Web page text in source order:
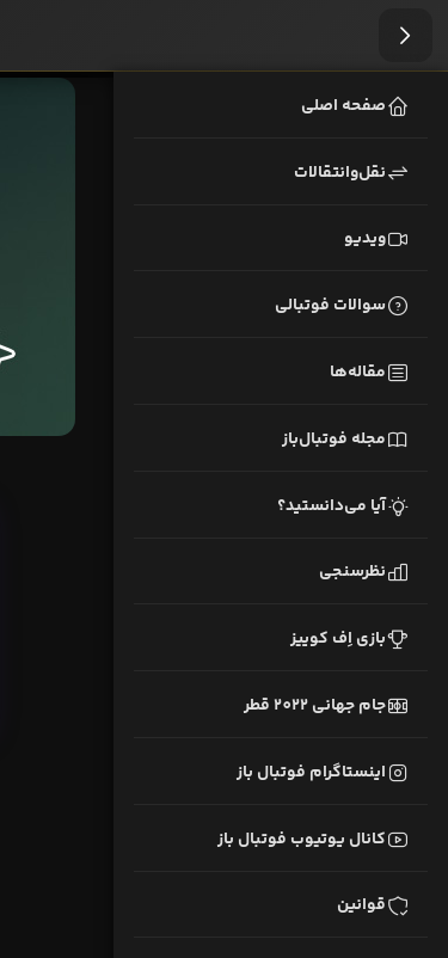
صفحه اصلی
نقل‌وانتقالات
ویدیو
سوالات فوتبالی
مقاله‌ها
مجله فوتبال‌باز
آیا می‌دانستید؟
نظرسنجی
بازی اِف کوییز
جام جهانی 2022 قطر
اینستاگرام فوتبال باز
کانال یوتیوب فوتبال باز
قوانین